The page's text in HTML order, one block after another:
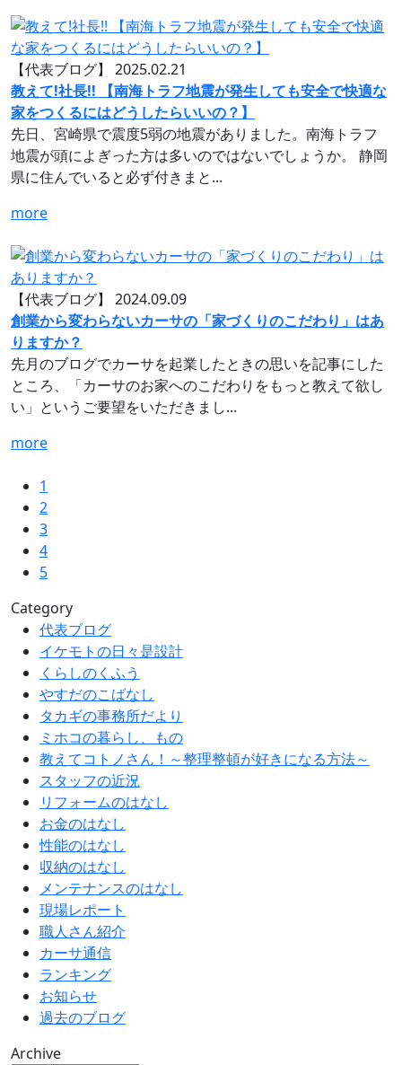
【代表ブログ】 2025.02.21
教えて!社長!! 【南海トラフ地震が発生しても安全で快適な
家をつくるにはどうしたらいいの？】
先日、宮崎県で震度5弱の地震がありました。南海トラフ
地震が頭によぎった方は多いのではないでしょうか。 静岡
県に住んでいると必ず付きまと...
more
【代表ブログ】 2024.09.09
創業から変わらないカーサの「家づくりのこだわり」はあ
りますか？
先月のブログでカーサを起業したときの思いを記事にした
ところ、「カーサのお家へのこだわりをもっと教えて欲し
い」というご要望をいただきまし...
more
1
2
3
4
5
Category
代表ブログ
イケモトの日々是設計
くらしのくふう
やすだのこばなし
タカギの事務所だより
ミホコの暮らし、もの
教えてコトノさん！～整理整頓が好きになる方法～
スタッフの近況
リフォームのはなし
お金のはなし
性能のはなし
収納のはなし
メンテナンスのはなし
現場レポート
職人さん紹介
カーサ通信
ランキング
お知らせ
過去のブログ
Archive